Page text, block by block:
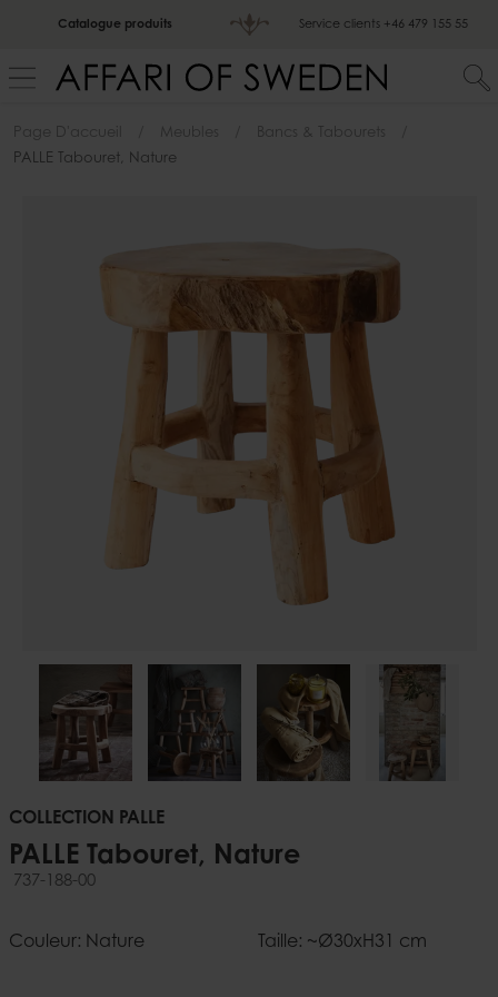
Catalogue produits Service clients +46 479 155 55
Page D'accueil Meubles
Bancs & Tabourets
PALLE Tabouret, Nature
COLLECTION PALLE
PALLE Tabouret, Nature
737-188-00
Couleur: Nature Taille: ~Ø30xH31 cm